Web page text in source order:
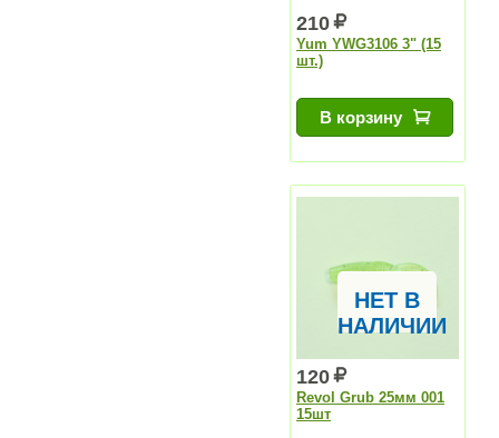
210
Yum YWG3106 3" (15
шт.)
В корзину
НЕТ В
НАЛИЧИИ
120
Revol Grub 25мм 001
15шт